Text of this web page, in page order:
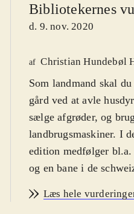
Bibliotekernes
d. 9. nov. 2020
af Christian Hundebøl
Som landmand skal
gård ved at avle
sælge afgrøder, og
landbrugsmaskiner. I
edition medfølger
og en bane i de
landbrugsinteresserede
Læs hele